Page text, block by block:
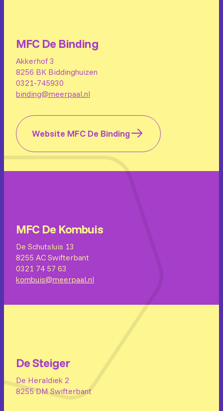
MFC De Binding
Akkerhof 3
8256 BK Biddinghuizen
0321-745930
binding@meerpaal.nl
Website MFC De Binding
MFC De Kombuis
De Schutsluis 13
8255 AC Swifterbant
0321 74 57 63
kombuis@meerpaal.nl
De Steiger
De Heraldiek 2
8255 DM Swifterbant